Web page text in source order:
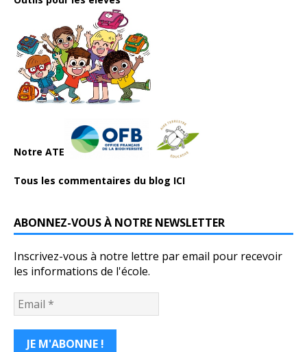
Notre ATE
Tous les commentaires du blog ICI
ABONNEZ-VOUS À NOTRE NEWSLETTER
Inscrivez-vous à notre lettre par email pour recevoir
les informations de l'école.